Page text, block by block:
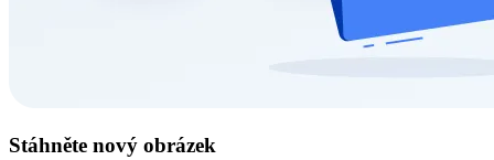
Stáhněte nový obrázek